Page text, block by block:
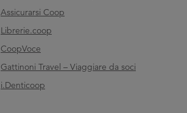
Assicurarsi Coop
Librerie.coop
CoopVoce
Gattinoni Travel – Viaggiare da soci
i.Denticoop